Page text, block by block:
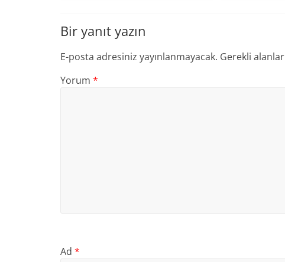
Bir yanıt yazın
E-posta adresiniz yayınlanmayacak. Gerekli alanlar
Yorum *
Ad *